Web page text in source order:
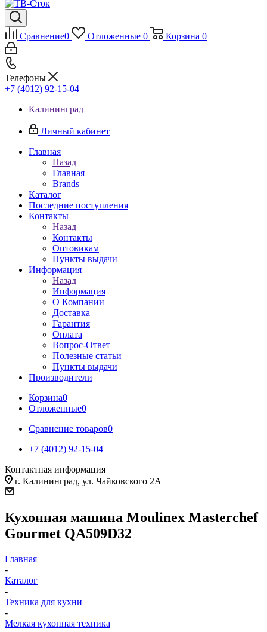
Сравнение0 Отложенные 0 Корзина 0
Телефоны
+7 (4012) 92-15-04
Калининград
Личный кабинет
Главная
Назад
Главная
Brands
Каталог
Последние поступления
Контакты
Назад
Контакты
Оптовикам
Пункты выдачи
Информация
Назад
Информация
О Компании
Доставка
Гарантия
Оплата
Вопрос-Ответ
Полезные статьи
Пункты выдачи
Производители
Корзина0
Отложенные0
Сравнение товаров0
+7 (4012) 92-15-04
Контактная информация
г. Калининград, ул. Чайковского 2А
Кухонная машина Moulinex Masterchef
Gourmet QA509D32
Главная
-
Каталог
-
Техника для кухни
-
Мелкая кухонная техника